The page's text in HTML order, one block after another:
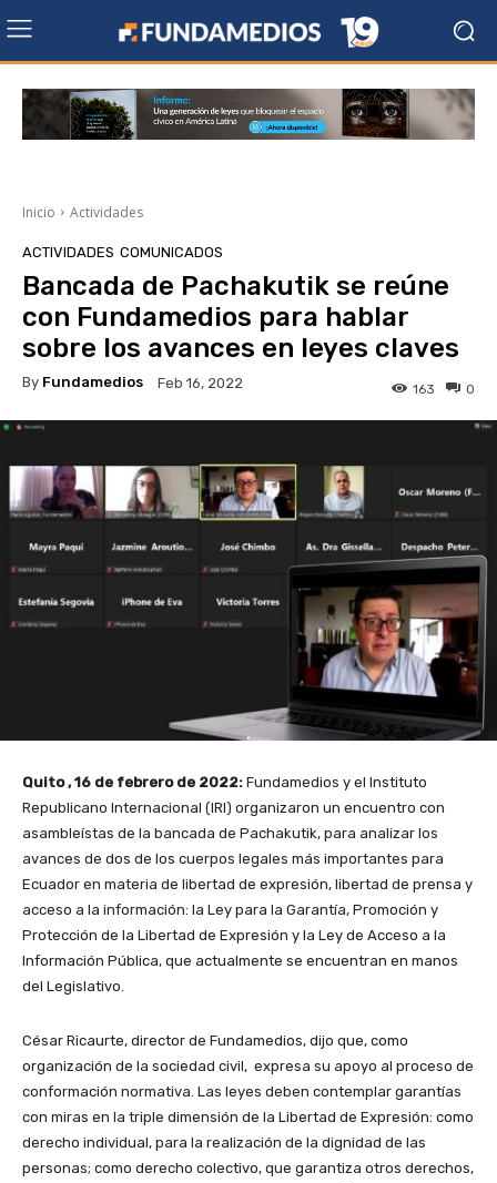
Inicio Actividades
ACTIVIDADES COMUNICADOS
Bancada de Pachakutik se reúne
con Fundamedios para hablar
sobre los avances en leyes claves
By Fundamedios Feb 16, 2022 0
163
Quito , 16 de febrero de 2022: Fundamedios y el Instituto
Republicano Internacional (IRI) organizaron un encuentro con
asambleístas de la bancada de Pachakutik, para analizar los
avances de dos de los cuerpos legales más importantes para
Ecuador en materia de libertad de expresión, libertad de prensa y
acceso a la información: la Ley para la Garantía, Promoción y
Protección de la Libertad de Expresión y la Ley de Acceso a la
Información Pública, que actualmente se encuentran en manos
del Legislativo.
César Ricaurte, director de Fundamedios, dijo que, como
organización de la sociedad civil, expresa su apoyo al proceso de
conformación normativa. Las leyes deben contemplar garantías
con miras en la triple dimensión de la Libertad de Expresión: como
derecho individual, para la realización de la dignidad de las
personas; como derecho colectivo, que garantiza otros derechos,